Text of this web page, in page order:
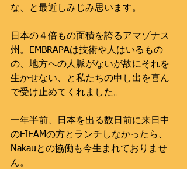
な、と最近しみじみ思います。
日本の４倍もの面積を誇るアマゾナス
州。EMBRAPAは技術や人はいるもの
の、地方への人脈がないが故にそれを
生かせない、と私たちの申し出を喜ん
で受け止めてくれました。
一年半前、日本を出る数日前に来日中
のFIEAMの方とランチしなかったら、
Nakauとの協働も今生まれておりませ
ん。